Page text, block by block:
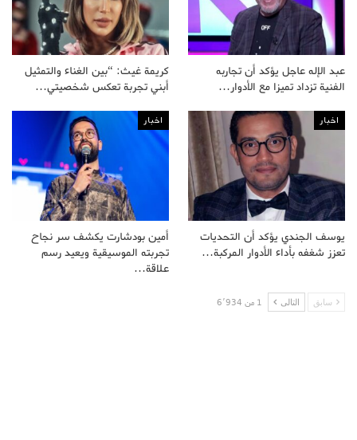
عبد الإله عاجل يؤكد أن تجاربه
الفنية تزداد تميزا مع الأدوار…
كريمة غيث: “بين الغناء والتمثيل
أبني تجربة تعكس شخصيتي…
اخبار
يوسف الجندي يؤكد أن التحديات
تعزز شغفه بأداء الأدوار المركبة…
اخبار
أمين بودشارت يكشف سر نجاح
تجربته الموسيقية ويعيد رسم
علاقة…
سابق التالى 1 من 6٬934